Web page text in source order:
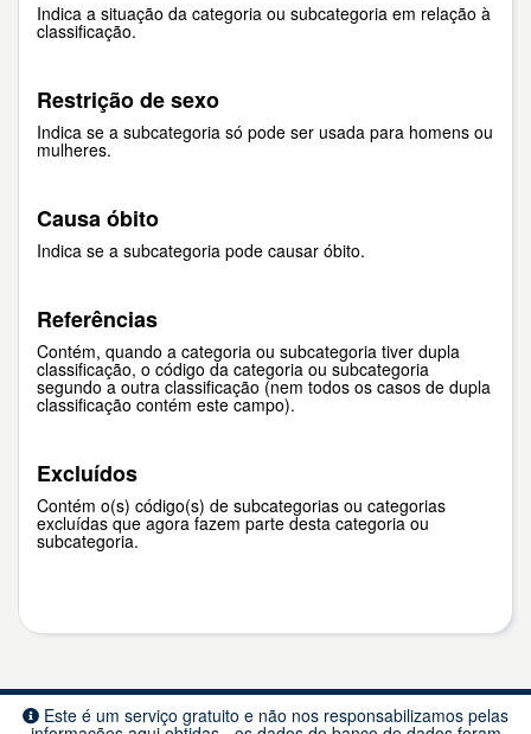
Indica a situação da categoria ou subcategoria em relação à
classificação.
Restrição de sexo
Indica se a subcategoria só pode ser usada para homens ou
mulheres.
Causa óbito
Indica se a subcategoria pode causar óbito.
Referências
Contém, quando a categoria ou subcategoria tiver dupla
classificação, o código da categoria ou subcategoria
segundo a outra classificação (nem todos os casos de dupla
classificação contém este campo).
Excluídos
Contém o(s) código(s) de subcategorias ou categorias
excluídas que agora fazem parte desta categoria ou
subcategoria.
Este é um serviço gratuito e não nos responsabilizamos pelas